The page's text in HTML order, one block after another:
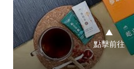
▲
點擊前往